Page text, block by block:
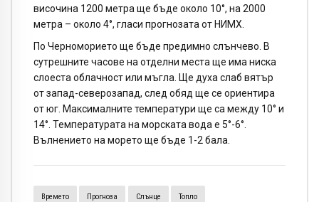
височина 1200 метра ще бъде около 10°, на 2000
метра – около 4°, гласи прогнозата от НИМХ.
По Черноморието ще бъде предимно слънчево. В
сутрешните часове на отделни места ще има ниска
слоеста облачност или мъгла. Ще духа слаб вятър
от запад-северозапад, след обяд ще се ориентира
от юг. Максималните температури ще са между 10° и
14°. Температурата на морската вода е 5°-6°.
Вълнението на морето ще бъде 1-2 бала.
Времето Прогноза Слънце Топло